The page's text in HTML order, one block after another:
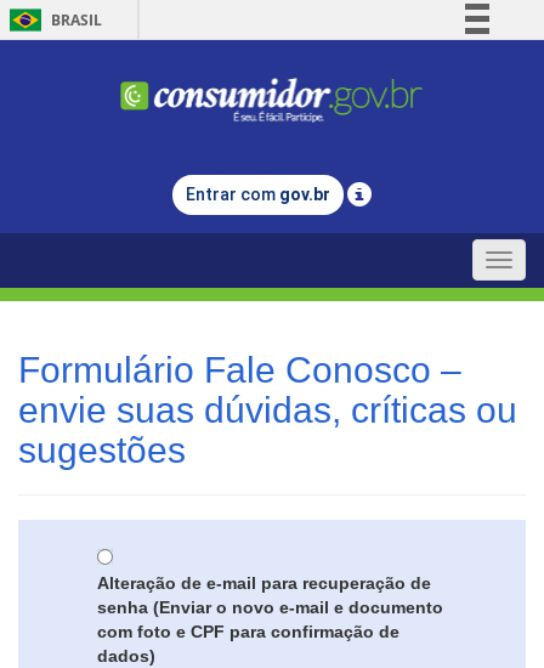
BRASIL
Comunica BR
Legislação
Entrar com gov.br
Toggle
Formulário Fale Conosco –
envie suas dúvidas, críticas ou
sugestões
Alteração de e-mail para recuperação de
senha (Enviar o novo e-mail e documento
com foto e CPF para confirmação de
dados)